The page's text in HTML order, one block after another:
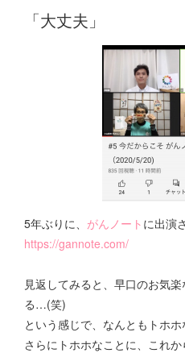
「大丈夫」
5年ぶりに、 がんノート に出演
https://gannote.com/
見返してみると、早口のお気
る…(笑)
という感じで、なんともトホ
さらにトホホなことに、これ